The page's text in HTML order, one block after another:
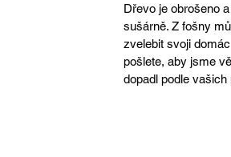
Dřevo je obrošeno
sušárně. Z fošny
zvelebit svoji
pošlete, aby jsme
dopadl podle vašich